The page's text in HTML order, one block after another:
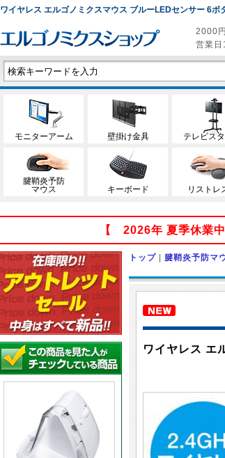
ワイヤレス エルゴノミクスマウス ブルーLEDセンサー 6ボ
2000
営業日
モニターアーム 壁掛け金具 テレビス
腱鞘炎予防
マウス
キーボード リストレ
【 2026年 夏季休業
トップ | 腱鞘炎予防マ
ワイヤレス エ